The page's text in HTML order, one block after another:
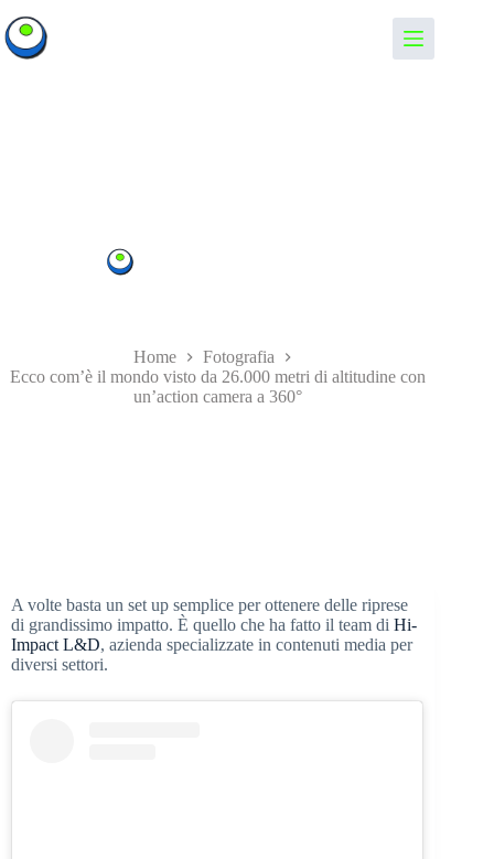
al
contenuto
Home
Fotografia
Ecco com’è il mondo visto da 26.000 metri di altitudine con
un’action camera a 360°
A volte basta un set up semplice per ottenere delle riprese
di grandissimo impatto. È quello che ha fatto il team di Hi-
Impact L&D, azienda specializzate in contenuti media per
diversi settori.